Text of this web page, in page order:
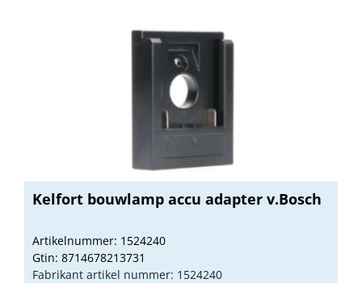
Kelfort bouwlamp accu adapter v.Bosch
Artikelnummer: 1524240
Gtin: 8714678213731
Fabrikant artikel nummer: 1524240